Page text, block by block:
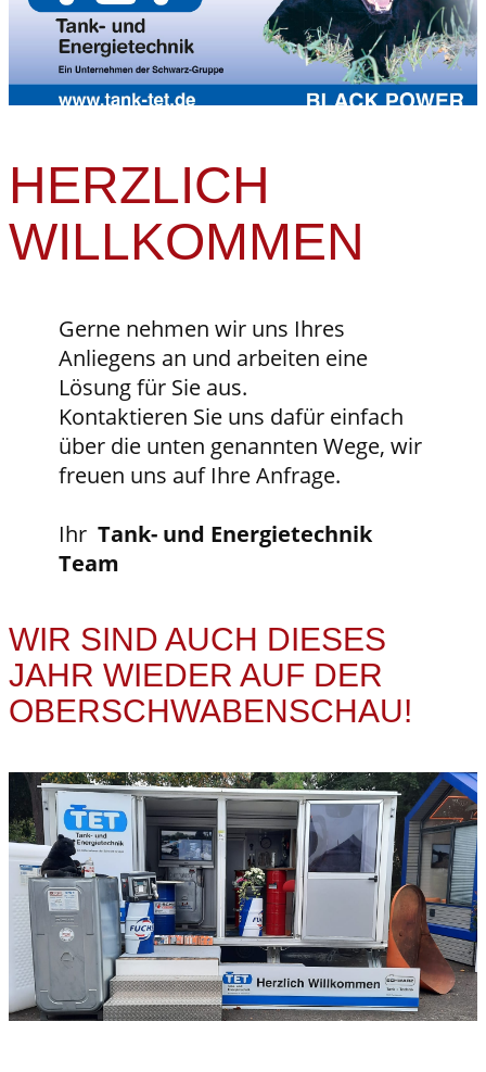
HERZLICH
WILLKOMMEN
Gerne nehmen wir uns Ihres
Anliegens an und arbeiten eine
Lösung für Sie aus.
Kontaktieren Sie uns dafür einfach
über die unten genannten Wege, wir
freuen uns auf Ihre Anfrage.
Ihr Tank- und Energietechnik
Team
WIR SIND AUCH DIESES
JAHR WIEDER AUF DER
OBERSCHWABENSCHAU!